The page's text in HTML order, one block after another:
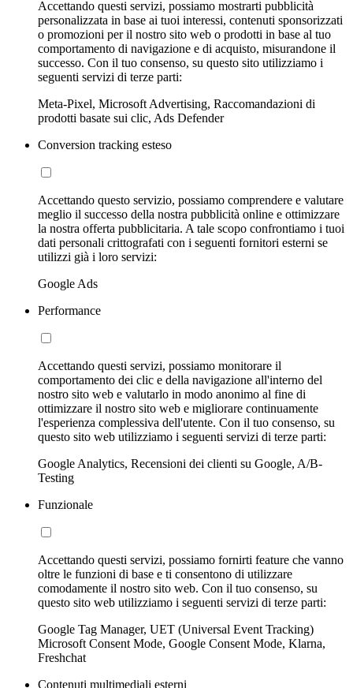
Accettando questi servizi, possiamo mostrarti pubblicità
personalizzata in base ai tuoi interessi, contenuti sponsorizzati
o promozioni per il nostro sito web o prodotti in base al tuo
comportamento di navigazione e di acquisto, misurandone il
successo. Con il tuo consenso, su questo sito utilizziamo i
seguenti servizi di terze parti:
Meta-Pixel, Microsoft Advertising, Raccomandazioni di
prodotti basate sui clic, Ads Defender
Conversion tracking esteso
Accettando questo servizio, possiamo comprendere e valutare
meglio il successo della nostra pubblicità online e ottimizzare
la nostra offerta pubblicitaria. A tale scopo confrontiamo i tuoi
dati personali crittografati con i seguenti fornitori esterni se
utilizzi già i loro servizi:
Google Ads
Performance
Accettando questi servizi, possiamo monitorare il
comportamento dei clic e della navigazione all'interno del
nostro sito web e valutarlo in modo anonimo al fine di
ottimizzare il nostro sito web e migliorare continuamente
l'esperienza complessiva dell'utente. Con il tuo consenso, su
questo sito web utilizziamo i seguenti servizi di terze parti:
Google Analytics, Recensioni dei clienti su Google, A/B-
Testing
Funzionale
Accettando questi servizi, possiamo fornirti feature che vanno
oltre le funzioni di base e ti consentono di utilizzare
comodamente il nostro sito web. Con il tuo consenso, su
questo sito web utilizziamo i seguenti servizi di terze parti:
Google Tag Manager, UET (Universal Event Tracking)
Microsoft Consent Mode, Google Consent Mode, Klarna,
Freshchat
Contenuti multimediali esterni